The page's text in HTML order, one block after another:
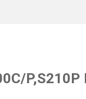
P,S210P